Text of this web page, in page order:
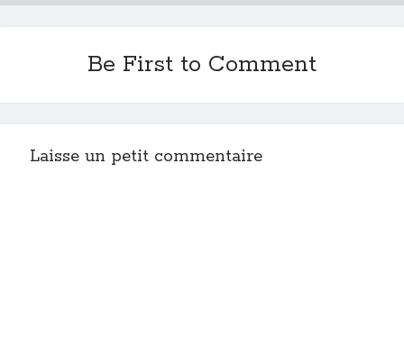
Be First to Comment
Laisse un petit commentaire